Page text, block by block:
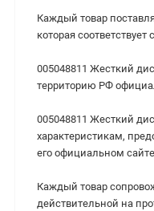
Каждый товар
которая
005048811 Жесткий
территорию РФ
005048811 Жесткий
характеристикам,
его официальном
Каждый товар
действительной на